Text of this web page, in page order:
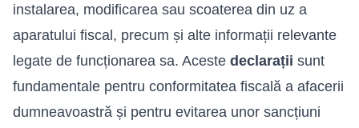
instalarea, modificarea sau scoaterea din uz a
aparatului fiscal, precum și alte informații relevante
legate de funcționarea sa. Aceste declarații sunt
fundamentale pentru conformitatea fiscală a afacerii
dumneavoastră și pentru evitarea unor sancțiuni